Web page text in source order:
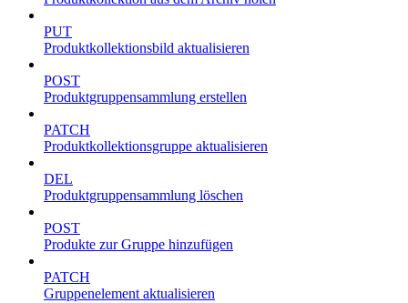
PUT
Produktkollektionsbild aktualisieren
POST
Produktgruppensammlung erstellen
PATCH
Produktkollektionsgruppe aktualisieren
DEL
Produktgruppensammlung löschen
POST
Produkte zur Gruppe hinzufügen
PATCH
Gruppenelement aktualisieren